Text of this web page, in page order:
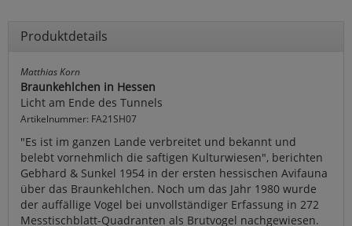
Produktdetails
Matthias Korn
Braunkehlchen in Hessen
Licht am Ende des Tunnels
Artikelnummer: FA21SH07
"Es ist im ganzen Lande verbreitet und bekannt und
belebt vornehmlich die saftigen Kulturwiesen", berichten
Gebhard & Sunkel 1954 in der ersten hessischen Avifauna
über das Braunkehlchen. Noch um das Jahr 1980 wurde
der auffällige Vogel bei unvollständiger Erfassung in 272
Messtischblatt-Quadranten als Brutvogel nachgewiesen.